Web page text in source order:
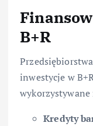
B+R
inwestycje w
Kredyty